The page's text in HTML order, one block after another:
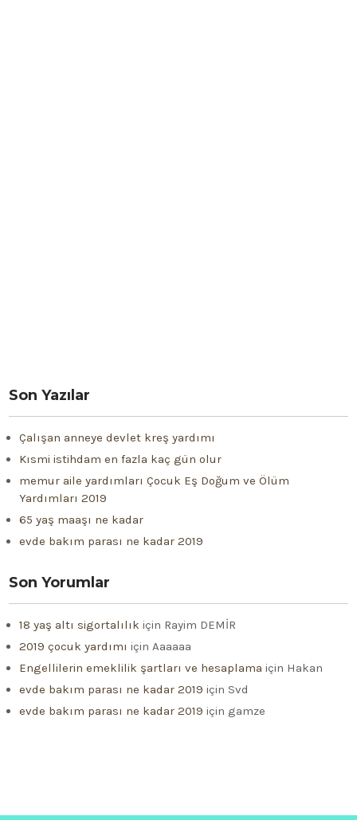
Son Yazılar
Çalışan anneye devlet kreş yardımı
Kısmi istihdam en fazla kaç gün olur
memur aile yardımları Çocuk Eş Doğum ve Ölüm
Yardımları 2019
65 yaş maaşı ne kadar
evde bakım parası ne kadar 2019
Son Yorumlar
18 yaş altı sigortalılık için Rayim DEMİR
2019 çocuk yardımı içinAaaaaa
Engellilerin emeklilik şartları ve hesaplama için Hakan
evde bakım parası ne kadar 2019 için Svd
evde bakım parası ne kadar 2019 için gamze